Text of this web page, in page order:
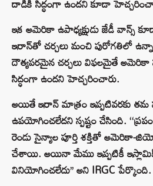
దాడికి సిద్ధంగా ఉందని కూడా
ఇక అమెరికా ఉపాధ్యక్షుడు జేడీ వాన్స్
ఇరాన్‌తో చర్చలు మంచి పురోగతిలో
దౌత్యపరమైన చర్చలు విఫలమైతే అమెరికా
సిద్ధంగా ఉందని హెచ్చరించారు.
అయితే ఇరాన్ మాత్రం ఇప్పటివరకు తమ
ఉపయోగించలేదని స్పష్టం చేసింది.
రెండు సైన్యాల పూర్తి శక్తితో అమెరికా-
చేశాయి. అయినా మేము ఇప్పటికీ ఇస్లామిక్
వినియోగించలేదు’’ అని IRGC పేర్కొంది.